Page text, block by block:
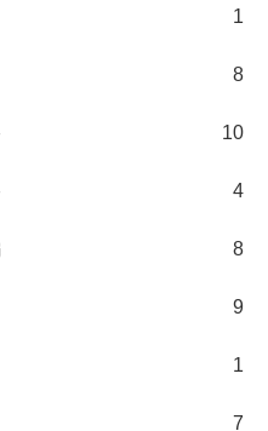
1
8
10
4
8
9
1
7